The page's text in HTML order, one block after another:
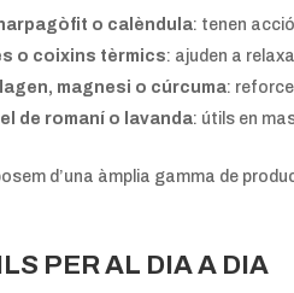
o calèndula: tenen
o coixins tèrmics: ajuden a
magnesi o cúrcuma:
de romaní o lavanda: útils en
d’una àmplia gamma de
PER AL DIA A DIA